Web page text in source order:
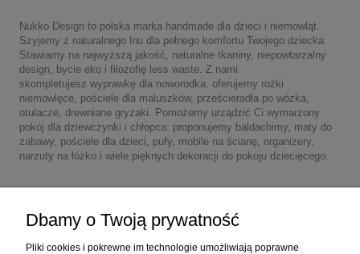
Nukko Design to polska marka handmade dla dzieci i niemowląt.
Szyjemy z naturalnego lnu dla pełnego komfortu Twojego dziecka.
Stawiamy na najwyższą jakość, naturalne tkaniny, niepowtarzalny
design, bycie eko i filozofię less waste. Z nami
skompletujesz wyprawkę dla noworodka: oferujemy rożki
niemowlęce, pościele dla maluszków, prześcieradła po wózka,
otulacze, drewniane gryzaki. Pomożemy urządzić Ci wymarzony
pokój dla dziewczynki i chłopca: proponujemy baldachimy, maty do
zabawy, pościele dla dzieci, pufy, mobile na ścianę, organizery,
narzuty na łóżko i wiele pięknych dekoracji do pokoju dziecięcego.
Dbamy o Twoją prywatność
Pliki cookies i pokrewne im technologie umożliwiają poprawne